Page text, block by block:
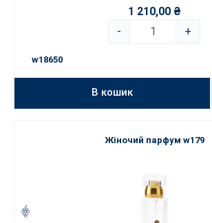
1 210,00 ₴
-
+
w18650
В кошик
Жіночий парфум w179